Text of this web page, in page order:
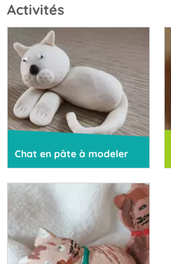
Activités
Chat en pâte à modeler